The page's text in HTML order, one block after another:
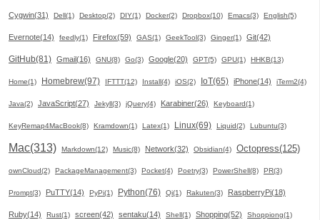
Cygwin(31) Dell(1) Desktop(2) DIY(1) Docker(2) Dropbox(10) Emacs(3) English(5)
Evernote(14) feedly(1) Firefox(59) GAS(1) GeekTool(3) Ginger(1) Git(42)
GitHub(81) Gmail(16) GNU(8) Go(3) Google(20) GPT(5) GPU(1) HHKB(13)
Home(1) Homebrew(97) IFTTT(12) Install(4) iOS(2) IoT(65) iPhone(14) iTerm2(4)
Java(2) JavaScript(27) Jekyll(3) jQuery(4) Karabiner(26) Keyboard(1)
KeyRemap4MacBook(8) Kramdown(1) Latex(1) Linux(69) Liquid(2) Lubuntu(3)
Mac(313) Markdown(12) Music(8) Network(32) Obsidian(4) Octopress(125)
ownCloud(2) PackageManagement(3) Pocket(4) Poetry(3) PowerShell(8) PR(3)
Prompt(3) PuTTY(14) PyPi(1) Python(76) Qi(1) Rakuten(3) RaspberryPi(18)
Ruby(14) Rust(1) screen(42) sentaku(14) Shell(1) Shopping(52) Shoppiong(1)